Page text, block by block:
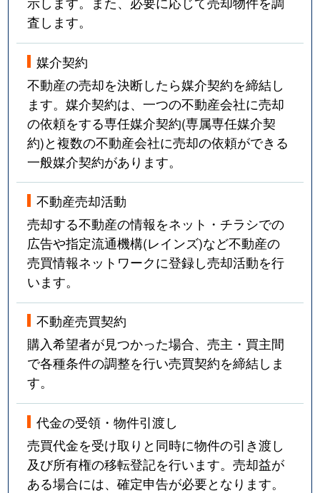
査します。
媒介契約
不動産の売却を決断したら媒介契約を締結し
ます。媒介契約は、一つの不動産会社に売却
の依頼をする専任媒介契約(専属専任媒介契
約)と複数の不動産会社に売却の依頼ができる
一般媒介契約があります。
不動産売却活動
売却する不動産の情報をネット・チラシでの
広告や指定流通機構(レインズ)など不動産の
売買情報ネットワークに登録し売却活動を行
います。
不動産売買契約
購入希望者が見つかった場合、売主・買主間
で各種条件の調整を行い売買契約を締結しま
す。
代金の受領・物件引渡し
売買代金を受け取りと同時に物件の引き渡し
及び所有権の移転登記を行います。売却益が
ある場合には、確定申告が必要となります。